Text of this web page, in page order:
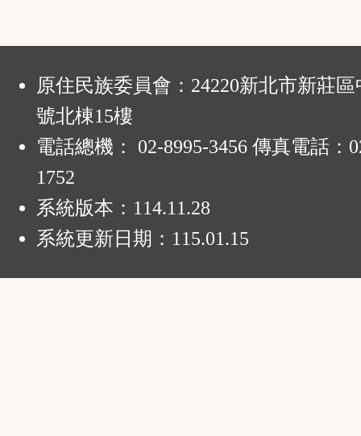
原住民族委員會：24220新北市新莊區
號北棟15樓
電話總機： 02-8995-3456 傳真電話：
1752
系統版本： 114.11.28
系統更新日期： 115.01.15